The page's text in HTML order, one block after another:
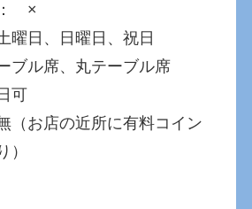
×
日、日曜日、祝日
ル席、丸テーブル席
可
お店の近所に有料コイン
）